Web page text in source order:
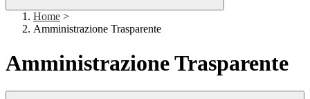
Home >
Amministrazione Trasparente
Amministrazione Trasparente